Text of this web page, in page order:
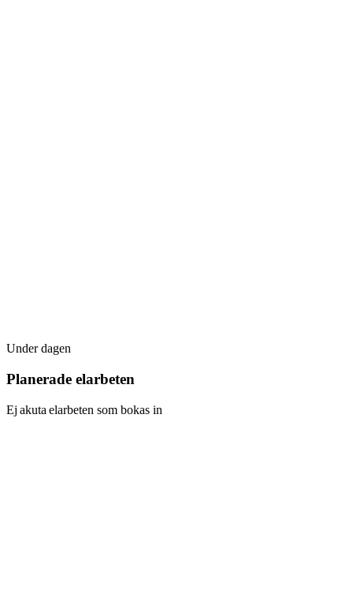
Under dagen
Planerade elarbeten
Ej akuta elarbeten som bokas in